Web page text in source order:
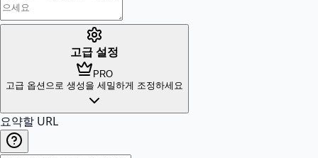
고급 설정
PRO
고급 옵션으로 생성을 세밀하게 조정하세요
요약할 URL